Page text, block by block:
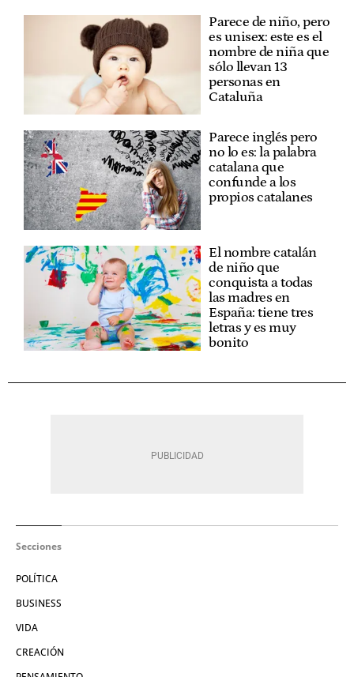
Parece de niño, pero
es unisex: este es el
nombre de niña que
sólo llevan 13
personas en
Cataluña
Parece inglés pero
no lo es: la palabra
catalana que
confunde a los
propios catalanes
El nombre catalán
de niño que
conquista a todas
las madres en
España: tiene tres
letras y es muy
bonito
Secciones
POLÍTICA
BUSINESS
VIDA
CREACIÓN